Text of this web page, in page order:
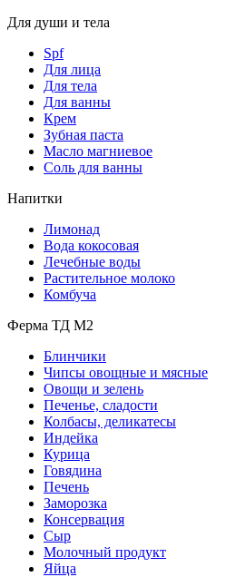
Для души и тела
Spf
Для лица
Для тела
Для ванны
Крем
Зубная паста
Масло магниевое
Соль для ванны
Напитки
Лимонад
Вода кокосовая
Лечебные воды
Растительное молоко
Комбуча
Ферма ТД М2
Блинчики
Чипсы овощные и мясные
Овощи и зелень
Печенье, сладости
Колбасы, деликатесы
Индейка
Курица
Говядина
Печень
Заморозка
Консервация
Сыр
Молочный продукт
Яйца